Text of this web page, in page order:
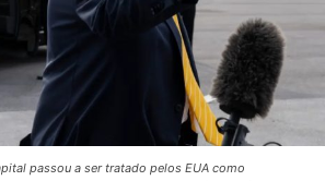
passou a ser tratado pelos EUA como